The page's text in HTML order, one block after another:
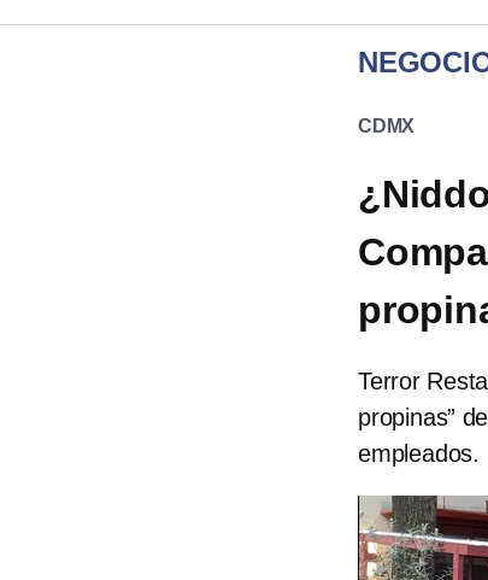
CDMX
Terror
propinas”
empleados.